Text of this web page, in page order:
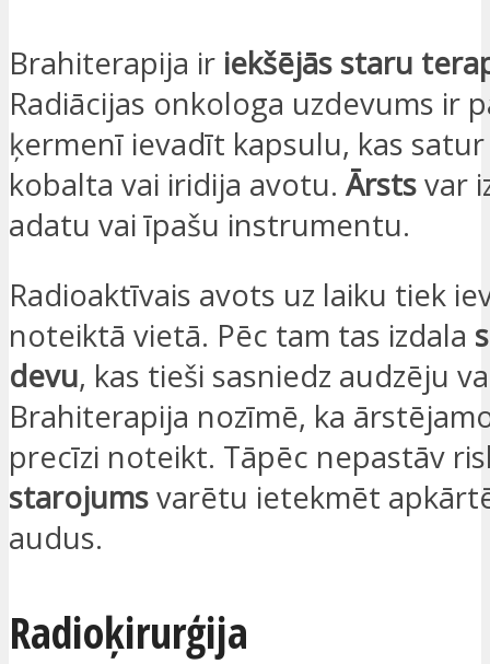
Brahiterapija ir iekšējās staru
Radiācijas onkologa uzdevums ir
ķermenī ievadīt kapsulu, kas satur
kobalta vai iridija avotu. Ārstsvar
adatu vai īpašu instrumentu.
Radioaktīvais avots uz laiku tiek
noteiktā vietā. Pēc tam tas izdala
devu, kas tieši sasniedz audzēju
Brahiterapija nozīmē, ka
precīzi noteikt. Tāpēc nepastāv
starojumsvarētu ietekmēt
audus.
Radioķirurģija